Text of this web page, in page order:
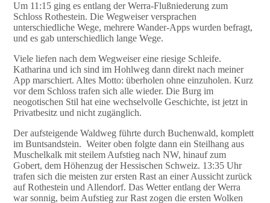
Um 11:15 ging es entlang der Werra-Flußniederung zum
Schloss Rothestein. Die Wegweiser versprachen
unterschiedliche Wege, mehrere Wander-Apps wurden befragt,
und es gab unterschiedlich lange Wege.
Viele liefen nach dem Wegweiser eine riesige Schleife.
Katharina und ich sind im Hohlweg dann direkt nach meiner
App marschiert. Altes Motto: überholen ohne einzuholen. Kurz
vor dem Schloss trafen sich alle wieder. Die Burg im
neogotischen Stil hat eine wechselvolle Geschichte, ist jetzt in
Privatbesitz und nicht zugänglich.
Der aufsteigende Waldweg führte durch Buchenwald, komplett
im Buntsandstein. Weiter oben folgte dann ein Steilhang aus
Muschelkalk mit steilem Aufstieg nach NW, hinauf zum
Gobert, dem Höhenzug der Hessischen Schweiz. 13:35 Uhr
trafen sich die meisten zur ersten Rast an einer Aussicht zurück
auf Rothestein und Allendorf. Das Wetter entlang der Werra
war sonnig, beim Aufstieg zur Rast zogen die ersten Wolken